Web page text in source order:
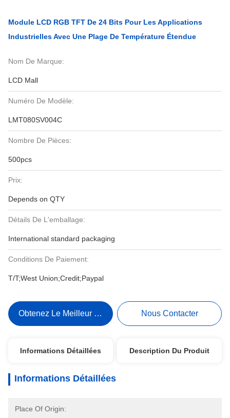
Module LCD RGB TFT De 24 Bits Pour Les Applications
Industrielles Avec Une Plage De Température Étendue
Nom De Marque:
LCD Mall
Numéro De Modèle:
LMT080SV004C
Nombre De Pièces:
500pcs
Prix:
Depends on QTY
Détails De L'emballage:
International standard packaging
Conditions De Paiement:
T/T;West Union;Credit;Paypal
Obtenez Le Meilleur Prix Nous Contacter
Informations Détaillées Description Du Produit
Informations Détaillées
Place Of Origin: